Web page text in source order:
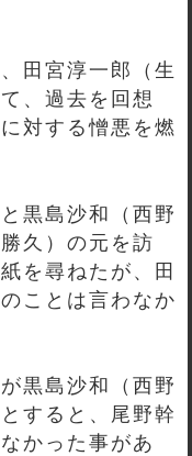
田宮淳一郎（生
、過去を回想
対する憎悪を燃
黒島沙和（西野
久）の元を訪
を尋ねたが、田
ことは言わなか
黒島沙和（西野
すると、尾野幹
かった事があ